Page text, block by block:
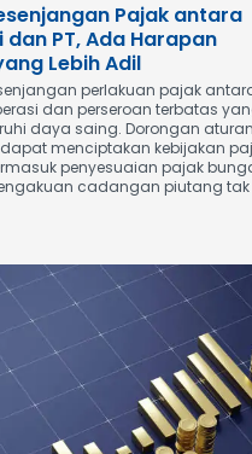
Pajak antara
dan PT, Ada Harapan
Lebih Adil
perlakuan pajak
dan perseroan terbatas
daya saing. Dorongan aturan
menciptakan kebijakan
penyesuaian pajak
cadangan piutang tak